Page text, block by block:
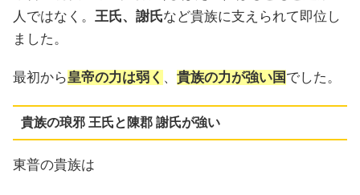
人ではなく。 王氏、謝氏など貴族に支えられて即位し
ました。
最初から皇帝の力は弱く 、 貴族の力が強い国 でした。
貴族の琅邪 王氏と陳郡 謝氏が強い
東普の貴族は